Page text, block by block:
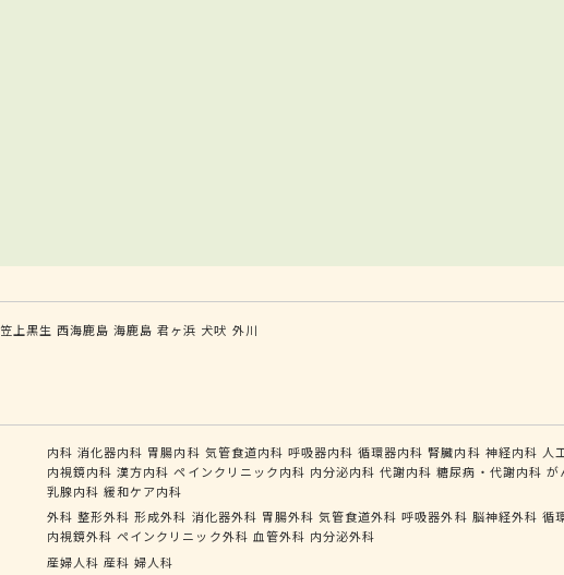
笠上黒生 西海鹿島 海鹿島 君ヶ浜 犬吠 外川
内科 消化器内科 胃腸内科 気管食道内科 呼吸器内科 循環器内科 腎臓内科 神経内科 人
内視鏡内科 漢方内科 ペインクリニック内科 内分泌内科 代謝内科 糖尿病・代謝内科 が
乳腺内科 緩和ケア内科
外科 整形外科 形成外科 消化器外科 胃腸外科 気管食道外科 呼吸器外科 脳神経外科 循
内視鏡外科 ペインクリニック外科 血管外科 内分泌外科
産婦人科 産科 婦人科